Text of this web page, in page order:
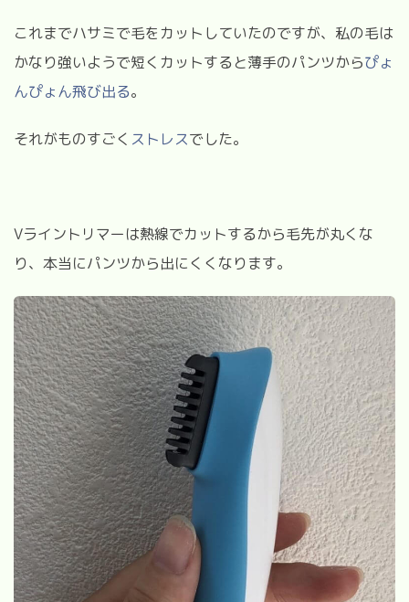
これまでハサミで毛をカットしていたのですが、私の毛は
かなり強いようで短くカットすると薄手のパンツからぴょ
んぴょん飛び出る。
それがものすごく ストレスでした。
Vライントリマーは熱線でカットするから毛先が丸くな
り、本当にパンツから出にくくなります。